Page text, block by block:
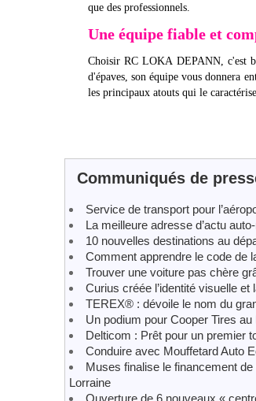
que des professionnels.
Une équipe fiable et
Choisir RC LOKA DEPANN, c'est
d'épaves, son équipe vous donnera
les principaux atouts qui le
Communiqués de
Service de transport pour
La meilleure adresse d’actu
10 nouvelles destinations au
Comment apprendre le code de
Trouver une voiture pas chère
Curius créée l’identité visuelle
TEREX® : dévoile le nom du
Un podium pour Cooper Tires au
Delticom : Prêt pour un premier
Conduire avec Mouffetard Auto
Muses finalise le financement
Lorraine
Ouverture de 6 nouveaux «